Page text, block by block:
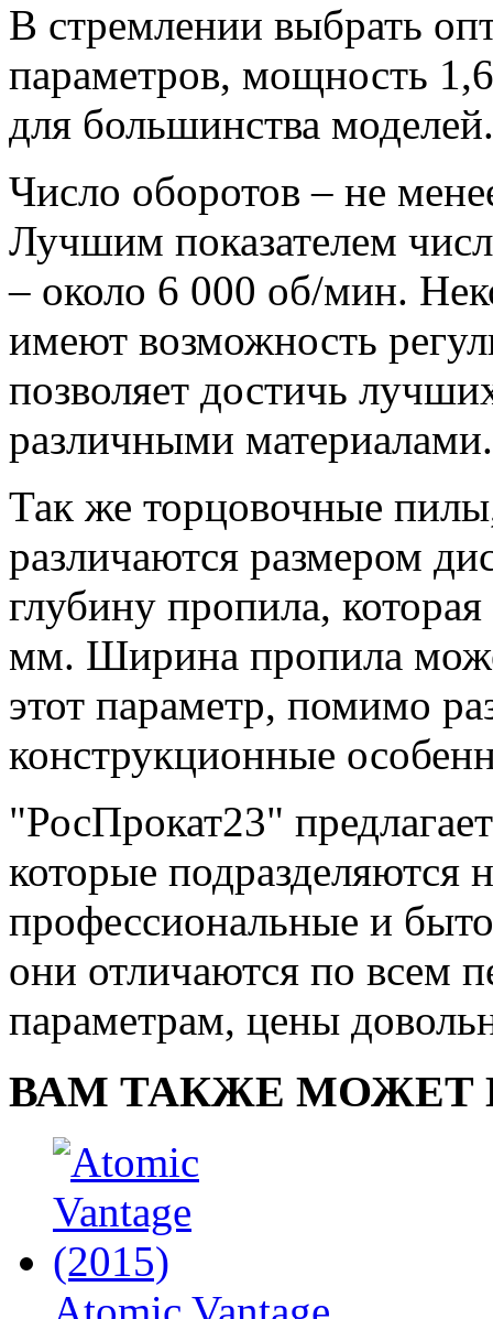
В стремлении выбрать
параметров, мощность
для большинства моделей.
Число оборотов – не
Лучшим показателем
– около 6 000 об/мин.
имеют возможность
позволяет достичь
различными материалами.
Так же торцовочные
различаются размером
глубину пропила,
мм. Ширина пропила
этот параметр, помимо
конструкционные
"РосПрокат23"
которые подразделяются
профессиональные и
они отличаются по всем
параметрам, цены
ВАМ ТАКЖЕ МОЖЕТ